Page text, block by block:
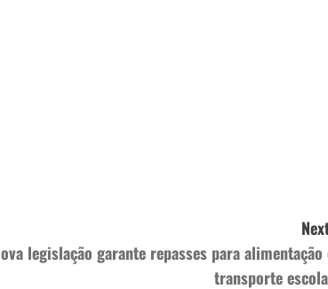
legislação garante repasses para alimentação
transporte